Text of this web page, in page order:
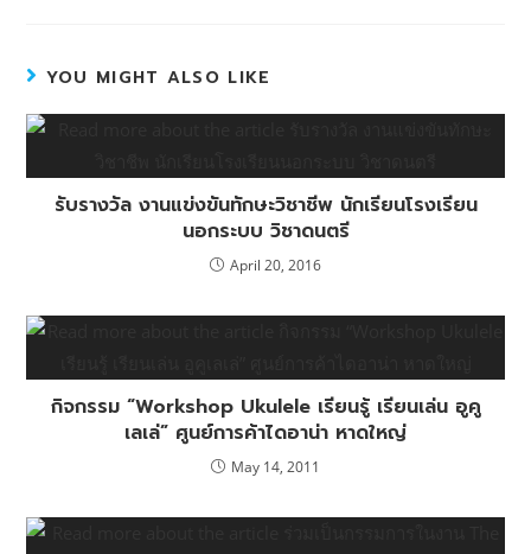
YOU MIGHT ALSO LIKE
รับรางวัล งานแข่งขันทักษะวิชาชีพ นักเรียนโรงเรียน
นอกระบบ วิชาดนตรี
April 20, 2016
กิจกรรม “Workshop Ukulele เรียนรู้ เรียนเล่น อูคู
เลเล่” ศูนย์การค้าไดอาน่า หาดใหญ่
May 14, 2011